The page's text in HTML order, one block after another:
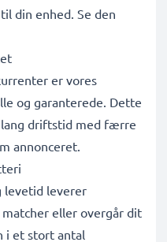
din enhed. Se den
er vores
og garanterede. Dette
driftstid med færre
annonceret.
levetid leverer
eller overgår dit
i et stort antal